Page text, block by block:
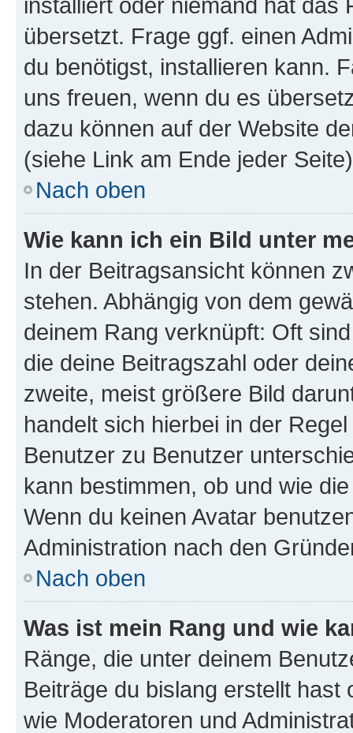
übersetzt. Frage ggf. einen
du benötigst, installieren kann.
uns freuen, wenn du es
dazu können auf der Website
(siehe Link am Ende jeder
Nach oben
Wie kann ich ein Bild unter
In der Beitragsansicht können
stehen. Abhängig von dem
deinem Rang verknüpft: Oft
die deine Beitragszahl oder
zweite, meist größere Bild
handelt sich hierbei in der
Benutzer zu Benutzer
kann bestimmen, ob und wie
Wenn du keinen Avatar
Administration nach den
Nach oben
Was ist mein Rang und wie
Ränge, die unter deinem
Beiträge du bislang erstellt
wie Moderatoren und